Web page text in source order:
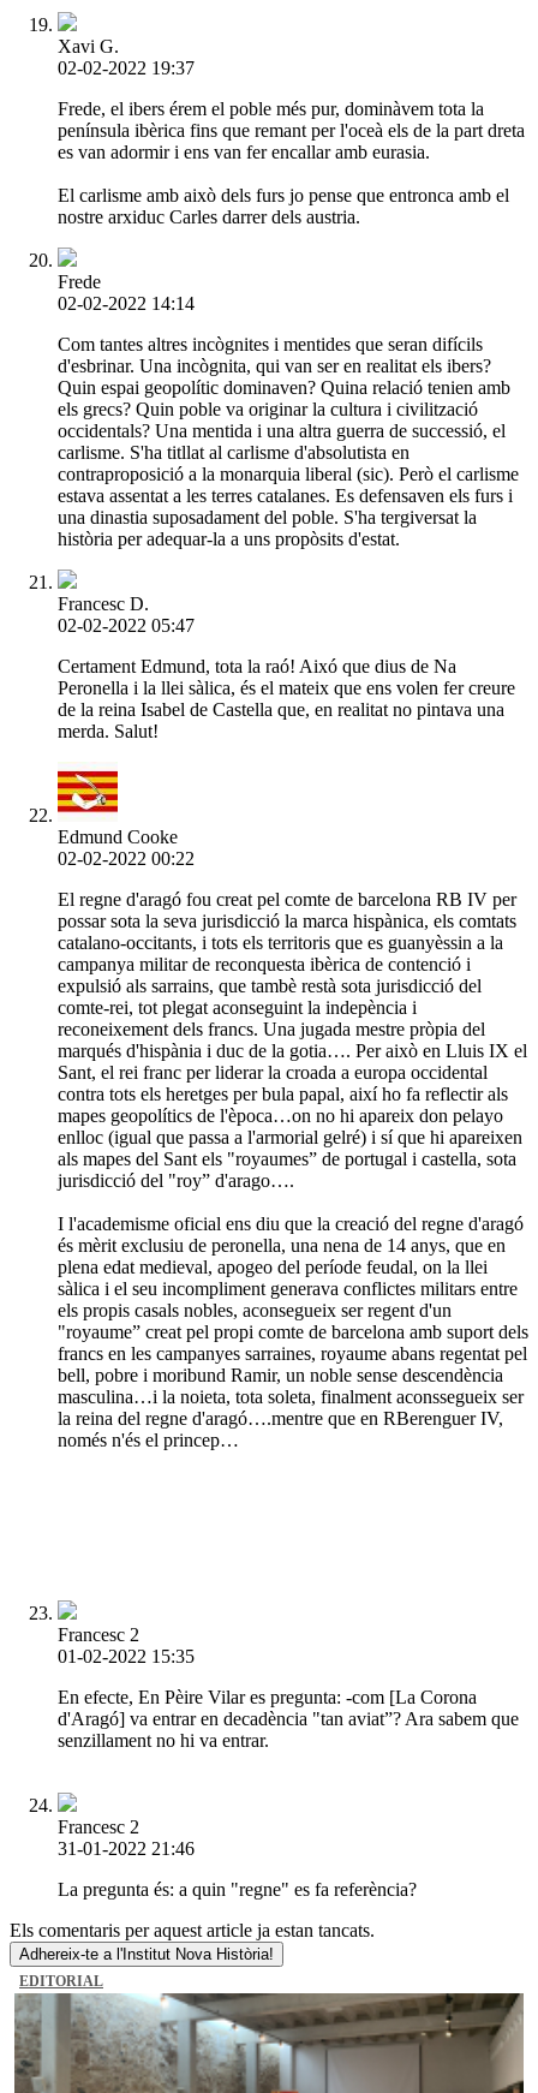
Xavi G.
02-02-2022 19:37
Frede, el ibers érem el poble més pur, dominàvem tota la
península ibèrica fins que remant per l'oceà els de la part dreta
es van adormir i ens van fer encallar amb eurasia.
El carlisme amb això dels furs jo pense que entronca amb el
nostre arxiduc Carles darrer dels austria.
Frede
02-02-2022 14:14
Com tantes altres incògnites i mentides que seran difícils
d'esbrinar. Una incògnita, qui van ser en realitat els ibers?
Quin espai geopolític dominaven? Quina relació tenien amb
els grecs? Quin poble va originar la cultura i civilització
occidentals? Una mentida i una altra guerra de successió, el
carlisme. S'ha titllat al carlisme d'absolutista en
contraproposició a la monarquia liberal (sic). Però el carlisme
estava assentat a les terres catalanes. Es defensaven els furs i
una dinastia suposadament del poble. S'ha tergiversat la
història per adequar-la a uns propòsits d'estat.
Francesc D.
02-02-2022 05:47
Certament Edmund, tota la raó! Aixó que dius de Na
Peronella i la llei sàlica, és el mateix que ens volen fer creure
de la reina Isabel de Castella que, en realitat no pintava una
merda. Salut!
Edmund Cooke
02-02-2022 00:22
El regne d'aragó fou creat pel comte de barcelona RB IV per
possar sota la seva jurisdicció la marca hispànica, els comtats
catalano-occitants, i tots els territoris que es guanyèssin a la
campanya militar de reconquesta ibèrica de contenció i
expulsió als sarrains, que tambè restà sota jurisdicció del
comte-rei, tot plegat aconseguint la indepència i
reconeixement dels francs. Una jugada mestre pròpia del
marqués d'hispània i duc de la gotia…. Per això en Lluis IX el
Sant, el rei franc per liderar la croada a europa occidental
contra tots els heretges per bula papal, així ho fa reflectir als
mapes geopolítics de l'època…on no hi apareix don pelayo
enlloc (igual que passa a l'armorial gelré) i sí que hi apareixen
als mapes del Sant els "royaumes” de portugal i castella, sota
jurisdicció del "roy” d'arago….
I l'academisme oficial ens diu que la creació del regne d'aragó
és mèrit exclusiu de peronella, una nena de 14 anys, que en
plena edat medieval, apogeo del període feudal, on la llei
sàlica i el seu incompliment generava conflictes militars entre
els propis casals nobles, aconsegueix ser regent d'un
"royaume” creat pel propi comte de barcelona amb suport dels
francs en les campanyes sarraines, royaume abans regentat pel
bell, pobre i moribund Ramir, un noble sense descendència
masculina…i la noieta, tota soleta, finalment aconssegueix ser
la reina del regne d'aragó….mentre que en RBerenguer IV,
només n'és el princep…
Francesc 2
01-02-2022 15:35
En efecte, En Pèire Vilar es pregunta: -com [La Corona
d'Aragó] va entrar en decadència "tan aviat”? Ara sabem que
senzillament no hi va entrar.
Francesc 2
31-01-2022 21:46
La pregunta és: a quin "regne" es fa referència?
Els comentaris per aquest article ja estan tancats.
Adhereix-te a l'Institut Nova Història!
EDITORIAL